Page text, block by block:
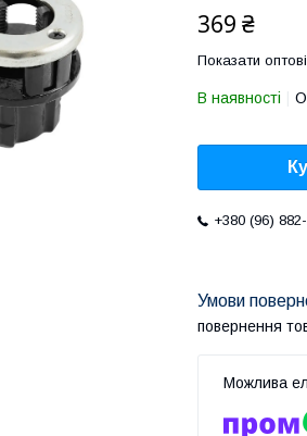
369 ₴
Показати
В наявності
+380 (96)
повернення